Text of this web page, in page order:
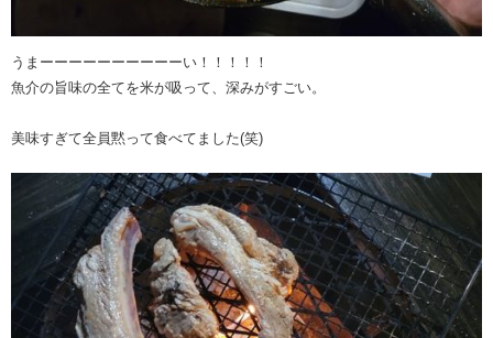
うまーーーーーーーーーーい！！！！！
魚介の旨味の全てを米が吸って、深みがすごい。
美味すぎて全員黙って食べてました(笑)